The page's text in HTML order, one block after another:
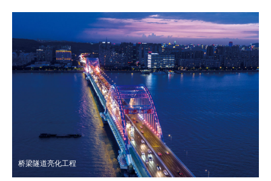
桥梁隧道亮化工程